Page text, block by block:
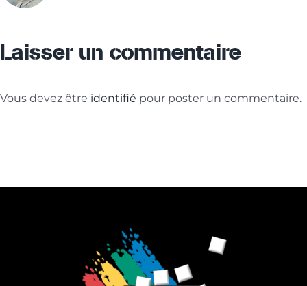
Laisser un commentaire
Vous devez être identifié pour poster un commentaire.